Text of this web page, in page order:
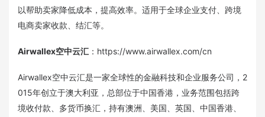
以帮助卖家降低成本，提高效率。适用于全球企业支付、跨境
电商卖家收款、结汇等。
Airwallex空中云汇 ：https://www.airwallex.com/cn
Airwallex空中云汇是一家全球性的金融科技和企业服务公司，2
015年创立于澳大利亚，总部位于中国香港，业务范围包括跨
境收付款、多货币换汇，持有澳洲、美国、英国、中国香港、